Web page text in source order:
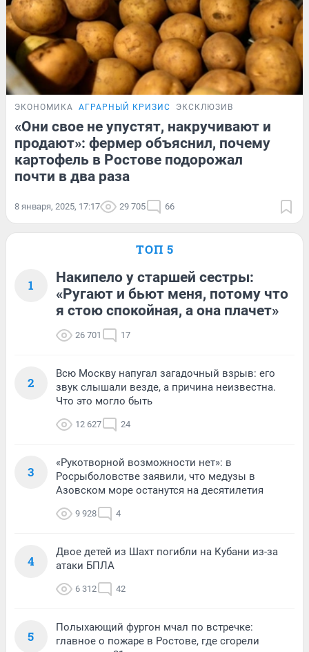
ЭКОНОМИКА АГРАРНЫЙ КРИЗИС ЭКСКЛЮЗИВ
«Они свое не упустят, накручивают и
продают»: фермер объяснил, почему
картофель в Ростове подорожал
почти в два раза
8 января, 2025, 17:17 29 705 66
ТОП 5
1
Накипело у старшей сестры:
«Ругают и бьют меня, потому что
я стою спокойная, а она плачет»
26 701 17
2
Всю Москву напугал загадочный взрыв: его
звук слышали везде, а причина неизвестна.
Что это могло быть
12 627 24
3
«Рукотворной возможности нет»: в
Росрыболовстве заявили, что медузы в
Азовском море останутся на десятилетия
9 928 4
4
Двое детей из Шахт погибли на Кубани из-за
атаки БПЛА
6 312 42
5
Полыхающий фургон мчал по встречке:
главное о пожаре в Ростове, где сгорели